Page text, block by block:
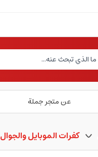
عن متجر جملة
كفرات الموبايل والجوال